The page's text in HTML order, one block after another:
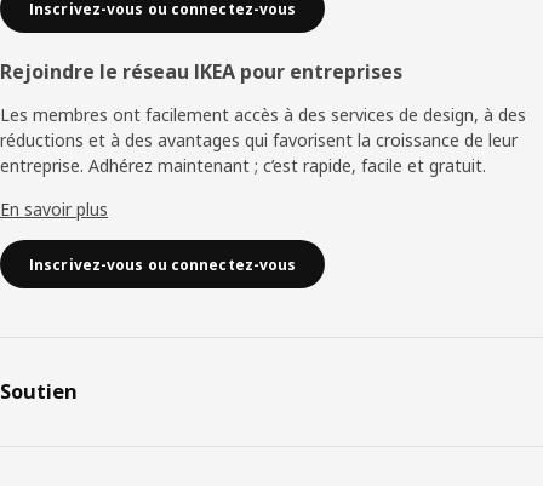
Inscrivez-vous ou connectez-vous
Rejoindre le réseau IKEA pour entreprises
Les membres ont facilement accès à des services de design, à des
réductions et à des avantages qui favorisent la croissance de leur
entreprise. Adhérez maintenant ; c’est rapide, facile et gratuit.
En savoir plus
Inscrivez-vous ou connectez-vous
Soutien